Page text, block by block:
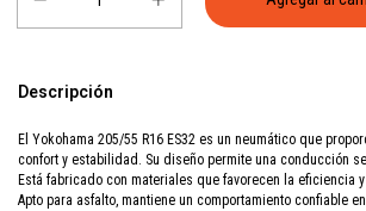
Descripción
El Yokohama 205/55 R16 ES32 es un neumático que
confort y estabilidad. Su diseño permite una conducción
Está fabricado con materiales que favorecen la eficiencia
Apto para asfalto, mantiene un comportamiento confiable